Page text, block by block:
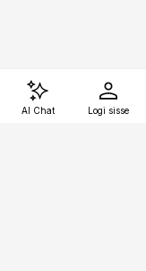
AI Chat Logi sisse